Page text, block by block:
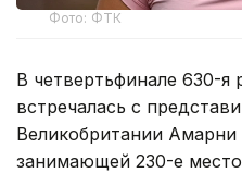
Фото: ФТК
В четвертьфинале 630-я
встречалась с
Великобритании
занимающей 230-е